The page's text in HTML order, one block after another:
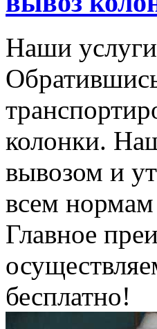
Наши
колонки.
вывозом и
всем
Главное
бесплатно!